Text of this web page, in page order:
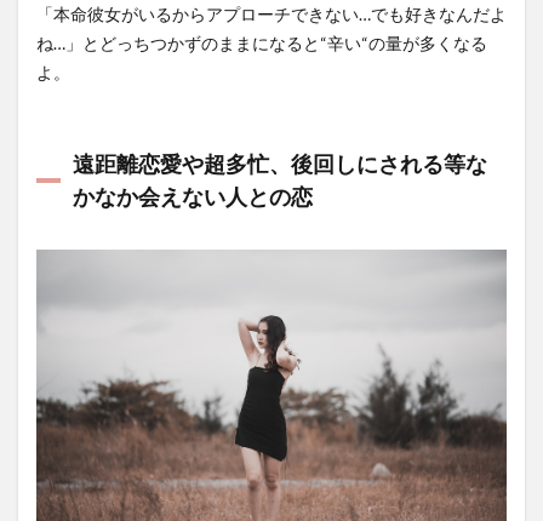
「本命彼女がいるからアプローチできない…でも好きなんだよ
ね…」とどっちつかずのままになると“辛い“の量が多くなる
よ。
遠距離恋愛や超多忙、後回しにされる等な
かなか会えない人との恋